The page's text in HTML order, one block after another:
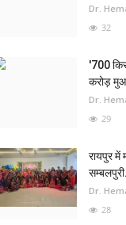
Dr.
32
'700
करोड़
Dr.
29
रायपुर में
Dr.
28